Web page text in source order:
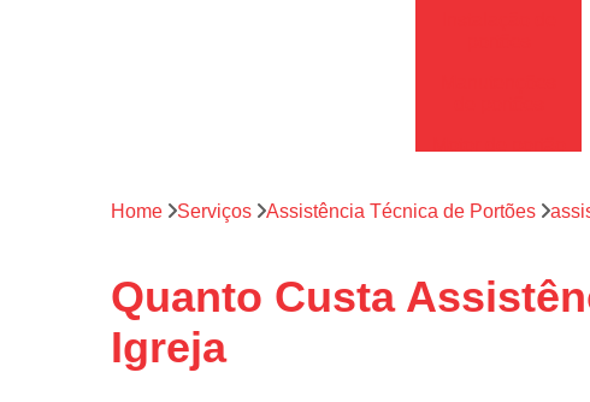
automática
Portas de aço
automática
Home Serviços Assistência Técnica de Portões
Quanto Custa
Igreja